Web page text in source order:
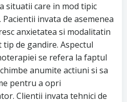
situatii care in mod tipic
invata de asemenea
anxietatea si modalitatin
de gandire. Aspectul
se refera la faptul
anumite actiuni si sa
pentru a opri
Clientii invata tehnici de